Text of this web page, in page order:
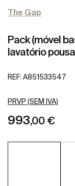
The Gap
Pack (móvel
lavatório
REF: A851533547
PRVP (SEM IVA)
993,00 €